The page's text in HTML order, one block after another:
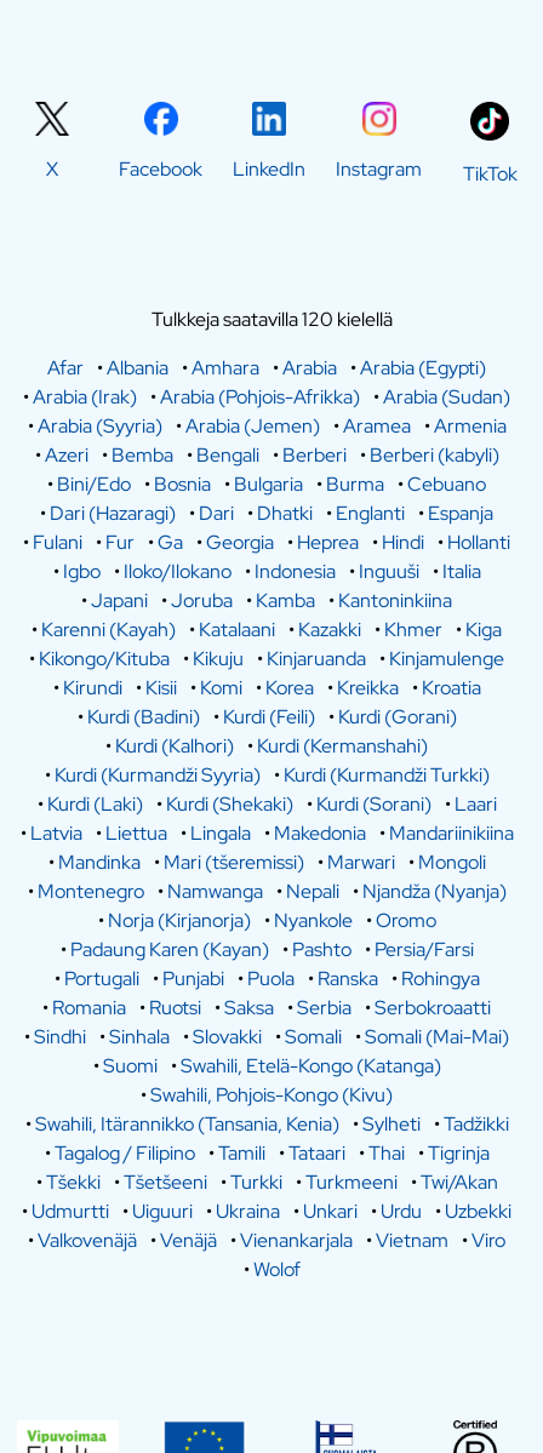
X Facebook LinkedIn Instagram TikTok
Tulkkeja saatavilla 120 kielellä
Afar •Albania •Amhara •Arabia •Arabia (Egypti)
•Arabia (Irak) •Arabia (Pohjois-Afrikka) •Arabia (Sudan)
•Arabia (Syyria) •Arabia (Jemen) •Aramea •Armenia
•Azeri •Bemba •Bengali •Berberi •Berberi (kabyli)
•Bini/Edo •Bosnia •Bulgaria •Burma •Cebuano
•Dari (Hazaragi) •Dari •Dhatki •Englanti •Espanja
•Fulani •Fur •Ga •Georgia •Heprea •Hindi •Hollanti
•Igbo •Iloko/Ilokano •Indonesia •Inguuši •Italia
•Japani •Joruba •Kamba •Kantoninkiina
•Karenni (Kayah) •Katalaani •Kazakki •Khmer •Kiga
•Kikongo/Kituba •Kikuju •Kinjaruanda •Kinjamulenge
•Kirundi •Kisii •Komi •Korea •Kreikka •Kroatia
•Kurdi (Badini) •Kurdi (Feili) •Kurdi (Gorani)
•Kurdi (Kalhori) •Kurdi (Kermanshahi)
•Kurdi (Kurmandži Syyria) •Kurdi (Kurmandži Turkki)
•Kurdi (Laki) •Kurdi (Shekaki) •Kurdi (Sorani) •Laari
•Latvia •Liettua •Lingala •Makedonia •Mandariinikiina
•Mandinka •Mari (tšeremissi) •Marwari •Mongoli
•Montenegro •Namwanga •Nepali •Njandža (Nyanja)
•Norja (Kirjanorja) •Nyankole •Oromo
•Padaung Karen (Kayan) •Pashto •Persia/Farsi
•Portugali •Punjabi •Puola •Ranska •Rohingya
•Romania •Ruotsi •Saksa •Serbia •Serbokroaatti
•Sindhi •Sinhala •Slovakki •Somali •Somali (Mai-Mai)
•Suomi •Swahili, Etelä-Kongo (Katanga)
•Swahili, Pohjois-Kongo (Kivu)
•Swahili, Itärannikko (Tansania, Kenia) •Sylheti •Tadžikki
•Tagalog / Filipino •Tamili •Tataari •Thai •Tigrinja
•Tšekki •Tšetšeeni •Turkki •Turkmeeni •Twi/Akan
•Udmurtti •Uiguuri •Ukraina •Unkari •Urdu •Uzbekki
•Valkovenäjä •Venäjä •Vienankarjala •Vietnam •Viro
•Wolof